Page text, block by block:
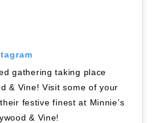
gathering taking place
& Vine! Visit some of your
festive finest at Minnie’s
& Vine!